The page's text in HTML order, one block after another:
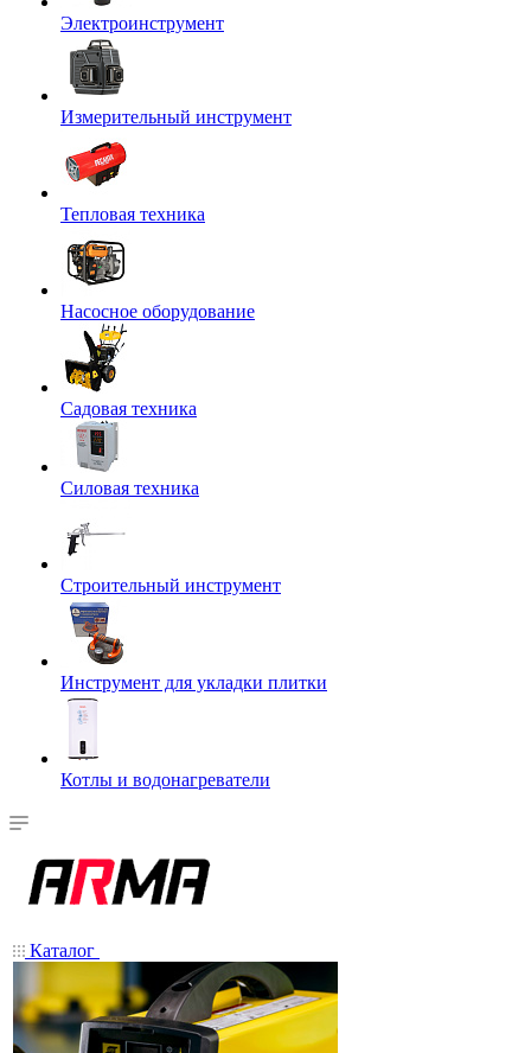
Электроинструмент
Измерительный инструмент
Тепловая техника
Насосное оборудование
Садовая техника
Силовая техника
Строительный инструмент
Инструмент для укладки плитки
Котлы и водонагреватели
Каталог